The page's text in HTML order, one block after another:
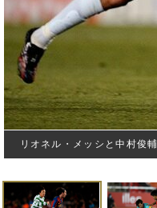
リオネル・メッシと中村